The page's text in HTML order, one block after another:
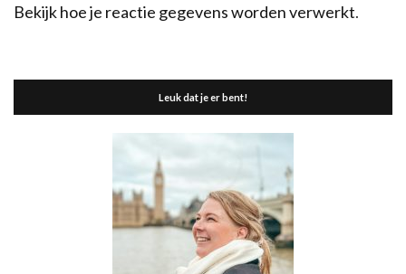
Bekijk hoe je reactie gegevens worden verwerkt.
Leuk dat je er bent!